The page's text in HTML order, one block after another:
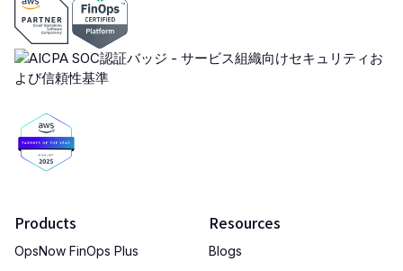
Products
OpsNow FinOps Plus
Resources
Blogs